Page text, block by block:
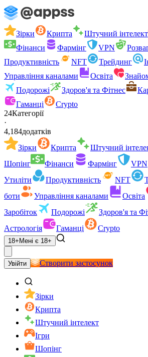
Зірки Крипта Штучний інтелект
Фінанси
Фармінг VPN
Продуктивність
NFT Трейдинг
Управління каналами
Освіта
Подорожі
Здоров'я та Фітнес
Гаманці
Crypto
24Категорії
·
4,184додатків
Зірки
Крипта Штучний
Шопінг
Фінанси Фармінг VPN
Утиліти
Продуктивність NFT
боти
Управління каналами Освіта
Заробіток
Подорожі Здоров'я та
Астрологія
Гаманці Crypto
18+ Мені є 18+
Увійти Створити застосунок
Зірки
Крипта
Штучний інтелект
Ігри
Шопінг